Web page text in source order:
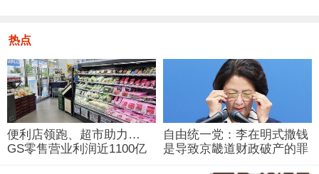
热点
便利店领跑、超市助力…
GS零售营业利润近1100亿
自由统一党：李在明式撒钱
是导致京畿道财政破产的罪